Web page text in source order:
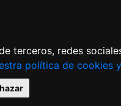
terceros, redes
política de cookies